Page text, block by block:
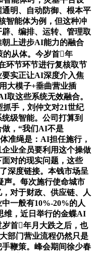
明、自动防御、根本平
智能体为例，但这种冲
、编排、运转、管理取
上进步AI能力的融合
的从体。今岁首年
环节环节进行复核取节
实正让AI深度介入焦
大模子+垂曲营业插
取这些系统无效融合。
手，刘仲文对21世纪
级智能。公司打算到
做，“我们AI不是
准绳是：AI担任施行，
业全员要利用这个操做
对的现实问题，这些
深度链接。本钱市场呈
声。每次施行使命城市
对于财政、供应链、人
一般有10%-20%的人
维，近日举行的金蝶AI
首年月大跌之后，也
部门营业流程仍然只是
鞭策。峰会期间徐少春